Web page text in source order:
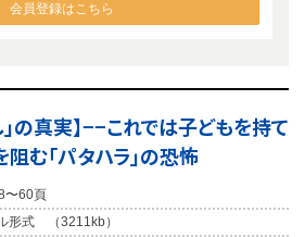
会員登録はこちら
の真実】−−これでは子どもを持て
む「パタハラ」の恐怖
60頁
形式 （3211kb）